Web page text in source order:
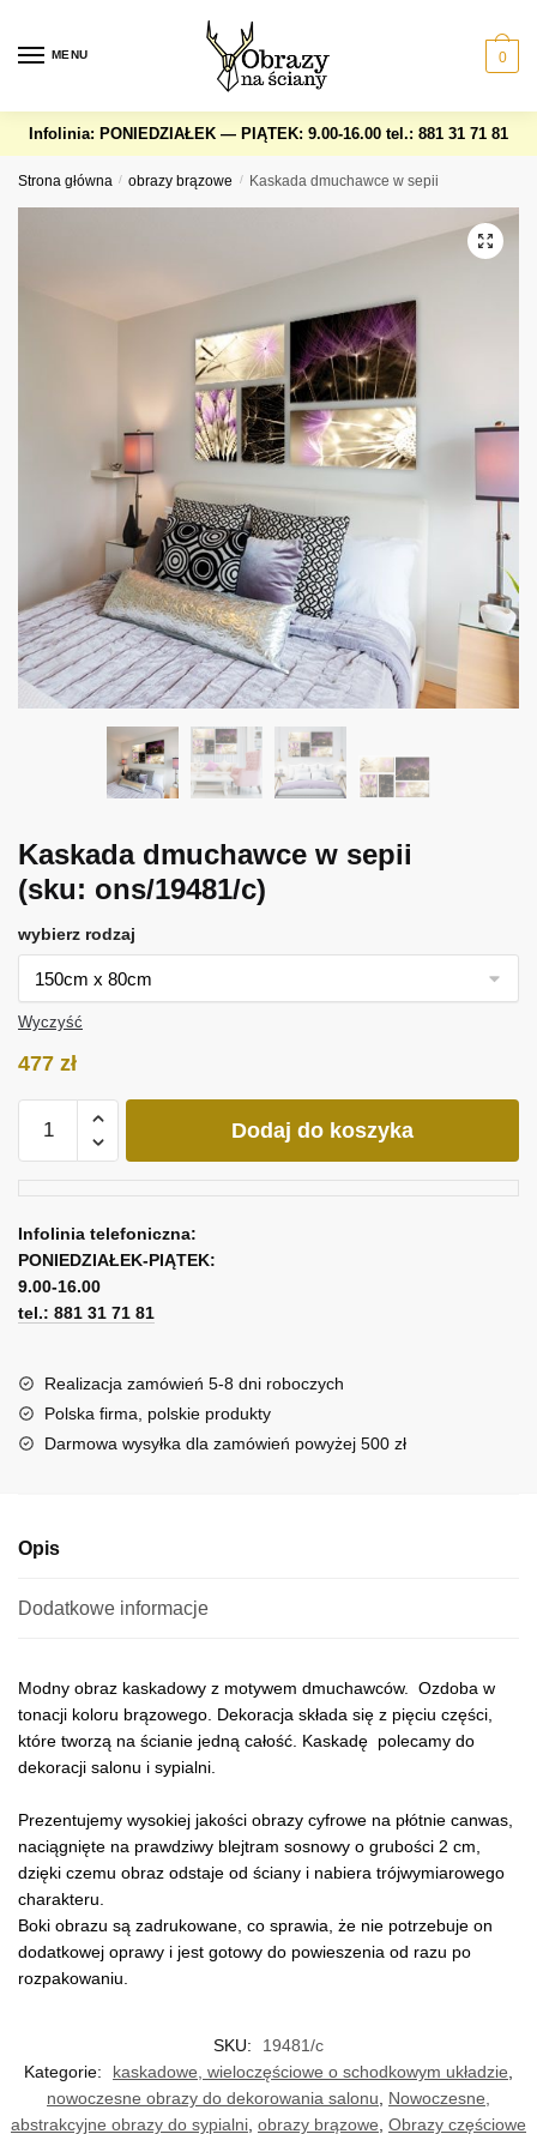
navigation
content
MENU 0
Infolinia: PONIEDZIAŁEK — PIĄTEK: 9.00-16.00 tel.: 881 31 71 81
Strona główna / obrazy brązowe / Kaskada dmuchawce w sepii
Kaskada dmuchawce w sepii
(sku: ons/19481/c)
wybierz rodzaj
Wyczyść
477 zł
Kaskada
sepii
Dodaj do koszyka
Infolinia telefoniczna:
PONIEDZIAŁEK-PIĄTEK:
9.00-16.00
tel.: 881 31 71 81
Realizacja zamówień 5-8 dni roboczych
Polska firma, polskie produkty
Darmowa wysyłka dla zamówień powyżej 500 zł
Opis
Dodatkowe informacje
Modny obraz kaskadowy z motywem dmuchawców. Ozdoba w
tonacji koloru brązowego. Dekoracja składa się z pięciu części,
które tworzą na ścianie jedną całość. Kaskadę polecamy do
dekoracji salonu i sypialni.
Prezentujemy wysokiej jakości obrazy cyfrowe na płótnie canwas,
naciągnięte na prawdziwy blejtram sosnowy o grubości 2 cm,
dzięki czemu obraz odstaje od ściany i nabiera trójwymiarowego
charakteru.
Boki obrazu są zadrukowane, co sprawia, że nie potrzebuje on
dodatkowej oprawy i jest gotowy do powieszenia od razu po
rozpakowaniu.
SKU:
19481/c
Kategorie:
kaskadowe, wieloczęściowe o schodkowym układzie
nowoczesne obrazy do dekorowania salonu
Nowoczesne,
abstrakcyjne obrazy do sypialni obrazy brązowe Obrazy częściowe